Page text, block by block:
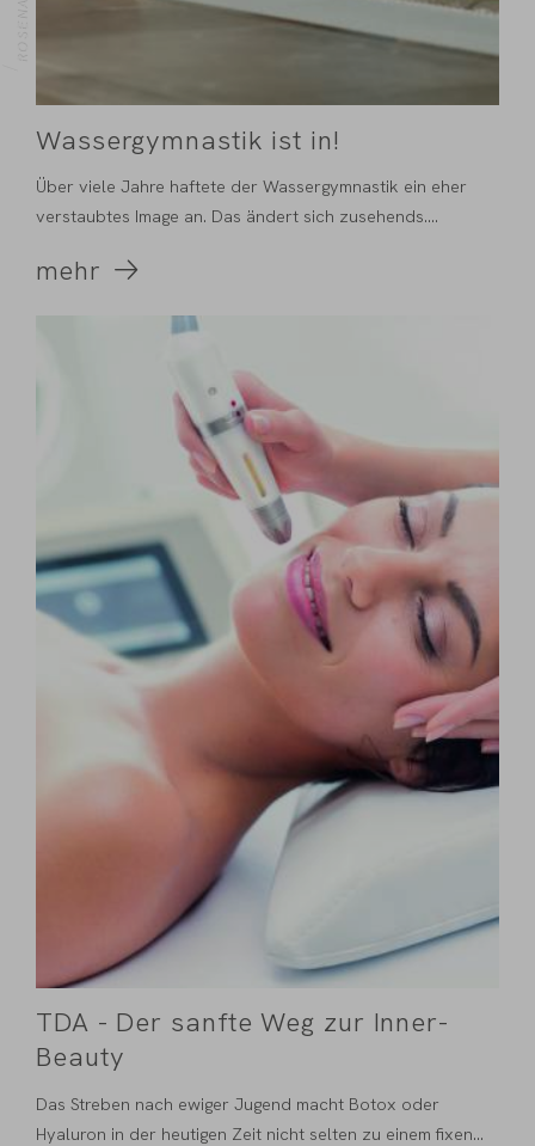
ROSENALP
Wassergymnastik ist in!
Über viele Jahre haftete der Wassergymnastik ein eher
verstaubtes Image an. Das ändert sich zusehends....
mehr
TDA - Der sanfte Weg zur Inner-
Beauty
Das Streben nach ewiger Jugend macht Botox oder
Hyaluron in der heutigen Zeit nicht selten zu einem fixen...